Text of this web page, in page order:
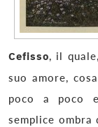
Cefisso, il
suo amore,
poco a poco
semplice ombra